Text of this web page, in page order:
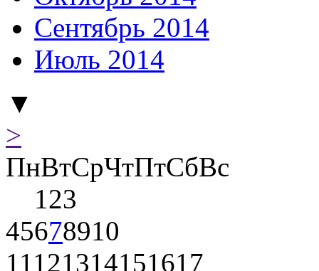
Сентябрь 2014
Июль 2014
▼
>
ПнВтСрЧтПтСбВс
123
45678910
11 121314151617